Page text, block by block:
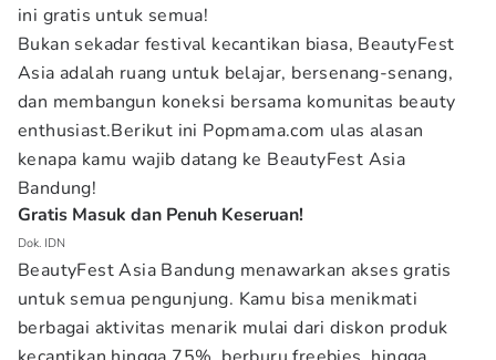
ini gratis untuk semua!
Bukan sekadar festival kecantikan biasa, BeautyFest
Asia adalah ruang untuk belajar, bersenang-senang,
dan membangun koneksi bersama komunitas beauty
enthusiast.Berikut ini Popmama.com ulas alasan
kenapa kamu wajib datang ke BeautyFest Asia
Bandung!
Gratis Masuk dan Penuh Keseruan!
Dok. IDN
BeautyFest Asia Bandung menawarkan akses gratis
untuk semua pengunjung. Kamu bisa menikmati
berbagai aktivitas menarik mulai dari diskon produk